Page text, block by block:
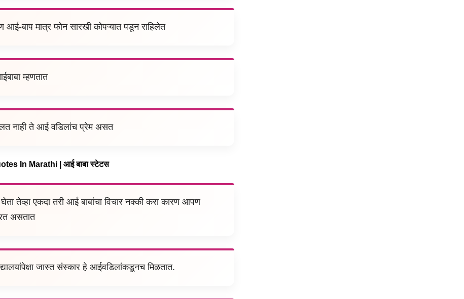
बाप मात्र फोन सारखी कोपऱ्यात पडून राहिलेत
म्हणतात
नाही ते आई वडिलांच प्रेम असत
In Marathi | आई बाबा स्टेटस
घेता तेव्हा एकदा तरी आई बाबांचा विचार नक्की करा कारण आपण
असतात
जास्त संस्कार हे आईवडिलांकडूनच मिळतात.